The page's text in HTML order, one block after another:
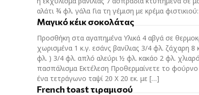
αλάτι ¾ φλ. γάλα Για τη γέμιση με κρέμα
Μαγικό κέικ σοκολάτας
Προσθήκη στα αγαπημένα Υλικά 4 αβγά σε
χωρισμένα 1 κ.γ. εσάνς βανίλιας 3/4 φλ. ζάχαρη
φλ. ) 3/4 φλ. απλό αλεύρι ½ φλ. κακάο 2 φλ.
πασπάλισμα Εκτέλεση Προθερμαίνετε το
ένα τετράγωνο ταψί 20 Χ 20 εκ. με […]
French toast τιραμισού